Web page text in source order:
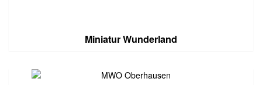
Miniatur Wunderland